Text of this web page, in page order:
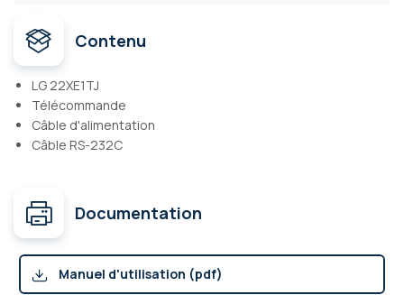
Contenu
LG 22XE1TJ
Télécommande
Câble d'alimentation
Câble RS-232C
Documentation
Manuel d'utilisation (pdf)